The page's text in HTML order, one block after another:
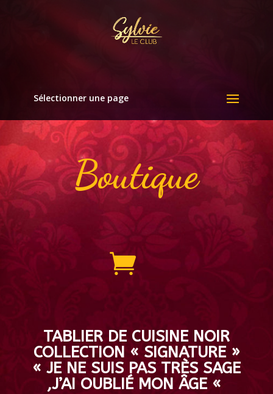
Sélectionner une page
Boutique
TABLIER DE CUISINE NOIR
COLLECTION « SIGNATURE »
« JE NE SUIS PAS TRÈS SAGE
,J’AI OUBLIÉ MON ÂGE «